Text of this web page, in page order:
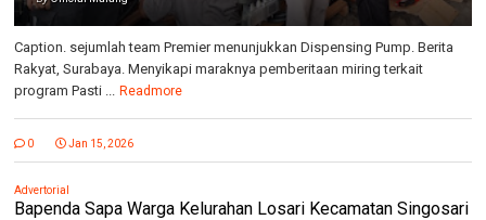
Caption. sejumlah team Premier menunjukkan Dispensing Pump. Berita
Rakyat, Surabaya. Menyikapi maraknya pemberitaan miring terkait
program Pasti ...
Readmore
0 Jan 15, 2026
Advertorial
Bapenda Sapa Warga Kelurahan Losari Kecamatan Singosari